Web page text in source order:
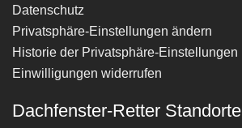
Datenschutz
Privatsphäre-Einstellungen ändern
Historie der Privatsphäre-Einstellungen
Einwilligungen widerrufen
Dachfenster-Retter Standorte